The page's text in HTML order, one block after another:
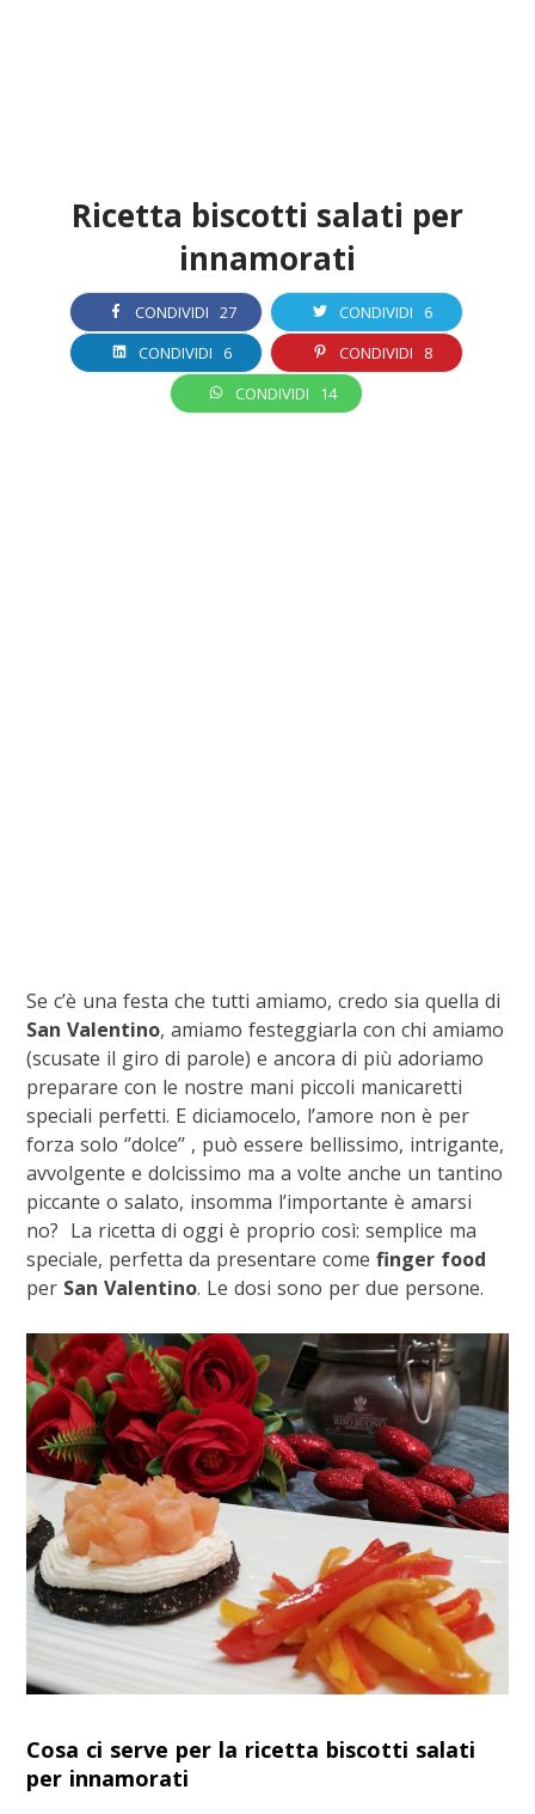
Ricetta biscotti salati per
innamorati
CONDIVIDI 27 CONDIVIDI 6
CONDIVIDI 6 CONDIVIDI 8
CONDIVIDI 14
Se c’è una festa che tutti amiamo, credo sia quella di
San Valentino, amiamo festeggiarla con chi amiamo
(scusate il giro di parole) e ancora di più adoriamo
preparare con le nostre mani piccoli manicaretti
speciali perfetti. E diciamocelo, l’amore non è per
forza solo ‘’dolce’’ , può essere bellissimo, intrigante,
avvolgente e dolcissimo ma a volte anche un tantino
piccante o salato, insomma l’importante è amarsi
no? La ricetta di oggi è proprio così: semplice ma
speciale, perfetta da presentare comefinger food
per San Valentino. Le dosi sono per due persone.
Cosa ci serve per la ricetta biscotti salati
per innamorati